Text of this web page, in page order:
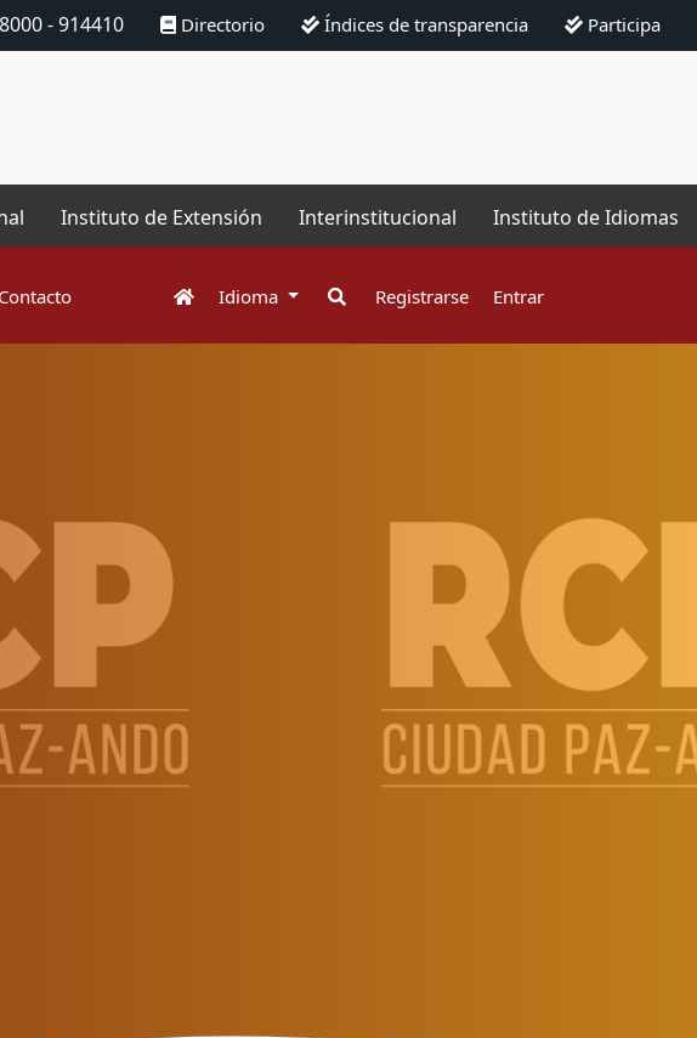
- 914410 Directorio Índices de transparencia Participa
Instituto de Extensión Interinstitucional Instituto de Idiomas
Contacto Idioma Registrarse Entrar